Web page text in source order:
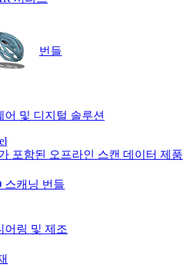
번들
어 및 디지털 솔루션
포함된 오프라인 스캔 데이터 제품
스캐닝 번들
어링 및 제조